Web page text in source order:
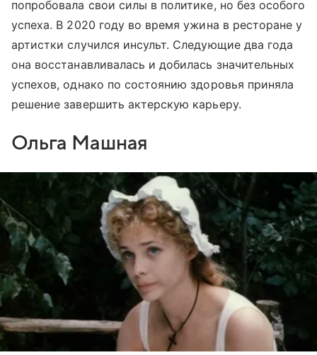
попробовала свои силы в политике, но без особого
успеха. В 2020 году во время ужина в ресторане у
артистки случился инсульт. Следующие два года
она восстанавливалась и добилась значительных
успехов, однако по состоянию здоровья приняла
решение завершить актерскую карьеру.
Ольга Машная